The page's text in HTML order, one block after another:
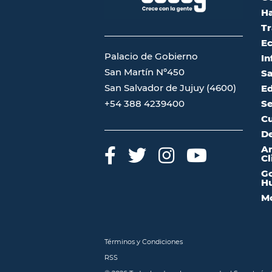
Palacio de Gobierno
San Martín Nº450
San Salvador de Jujuy (4600)
+54 388 4239400
Términos y Condiciones
RSS